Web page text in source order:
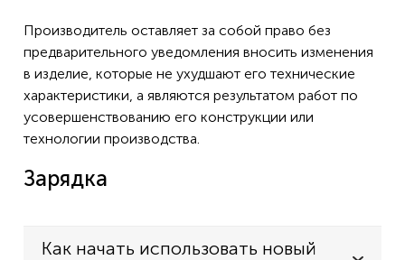
Производитель оставляет за собой право без
предварительного уведомления вносить изменения
в изделие, которые не ухудшают его технические
характеристики, а являются результатом работ по
усовершенствованию его конструкции или
технологии производства.
Зарядка
Как начать использовать новый